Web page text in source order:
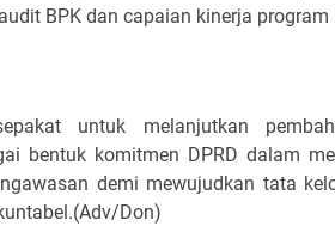
BPK dan capaian kinerja program
untuk melanjutkan
bentuk komitmen DPRD dalam
demi mewujudkan tata
Don)